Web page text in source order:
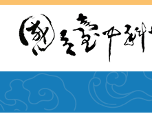
容
區